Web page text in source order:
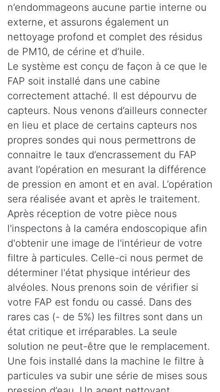
n’endommageons aucune partie interne ou
externe, et assurons également un
nettoyage profond et complet des résidus
de PM10, de cérine et d’huile.
Le système est conçu de façon à ce que le
FAP soit installé dans une cabine
correctement attaché. Il est dépourvu de
capteurs. Nous venons d’ailleurs connecter
en lieu et place de certains capteurs nos
propres sondes qui nous permettrons de
connaitre le taux d’encrassement du FAP
avant l’opération en mesurant la différence
de pression en amont et en aval. L’opération
sera réalisée avant et après le traitement.
Après réception de votre pièce nous
l'inspectons à la caméra endoscopique afin
d'obtenir une image de l'intérieur de votre
filtre à particules. Celle-ci nous permet de
déterminer l'état physique intérieur des
alvéoles. Nous prenons soin de vérifier si
votre FAP est fondu ou cassé. Dans des
rares cas (- de 5%) les filtres sont dans un
état critique et irréparables. La seule
solution ne peut-être que le remplacement.
Une fois installé dans la machine le filtre à
particules va subir une série de mises sous